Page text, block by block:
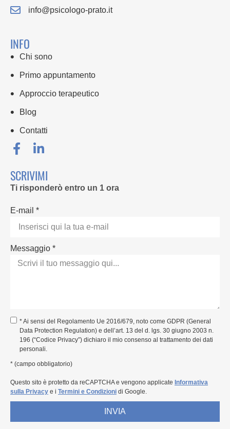
info@psicologo-prato.it
INFO
Chi sono
Primo appuntamento
Approccio terapeutico
Blog
Contatti
SCRIVIMI
Ti risponderò entro un 1 ora
E-mail *
Messaggio *
* Ai sensi del Regolamento Ue 2016/679, noto come GDPR (General
Data Protection Regulation) e dell’art. 13 del d. lgs. 30 giugno 2003 n.
196 (“Codice Privacy”) dichiaro il mio consenso al trattamento dei dati
personali.
* (campo obbligatorio)
Questo sito è protetto da reCAPTCHA e vengono applicate Informativa
sulla Privacy e i Termini e Condizioni di Google.
INVIA